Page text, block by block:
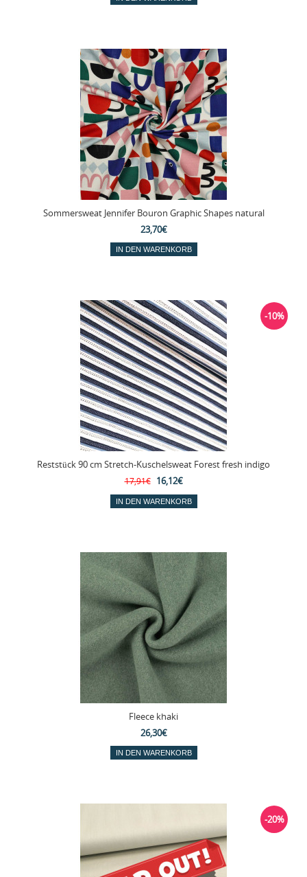
Sommersweat Jennifer Bouron Graphic Shapes natural
23,70€
Reststück 90 cm Stretch-Kuschelsweat Forest fresh indigo
17,91€ 16,12€
-10%
Fleece khaki
26,30€
-20%